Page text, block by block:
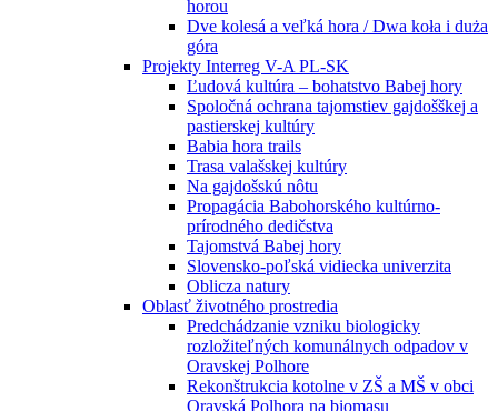
horou
Dve kolesá a veľká hora / Dwa koła i duża
góra
Projekty Interreg V-A PL-SK
Ľudová kultúra – bohatstvo Babej hory
Spoločná ochrana tajomstiev gajdošškej a
pastierskej kultúry
Babia hora trails
Trasa valašskej kultúry
Na gajdošskú nôtu
Propagácia Babohorského kultúrno-
prírodného dedičstva
Tajomstvá Babej hory
Slovensko-poľská vidiecka univerzita
Oblicza natury
Oblasť životného prostredia
Predchádzanie vzniku biologicky
rozložiteľných komunálnych odpadov v
Oravskej Polhore
Rekonštrukcia kotolne v ZŠ a MŠ v obci
Oravská Polhora na biomasu